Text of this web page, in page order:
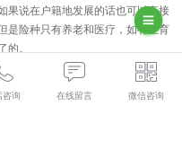
果说在户籍地发展的话也可以直接
是险种只有养老和医疗，如有生育
的。
的缴纳方法，其他问题可以到陕西
咨询 在线留言 微信咨询